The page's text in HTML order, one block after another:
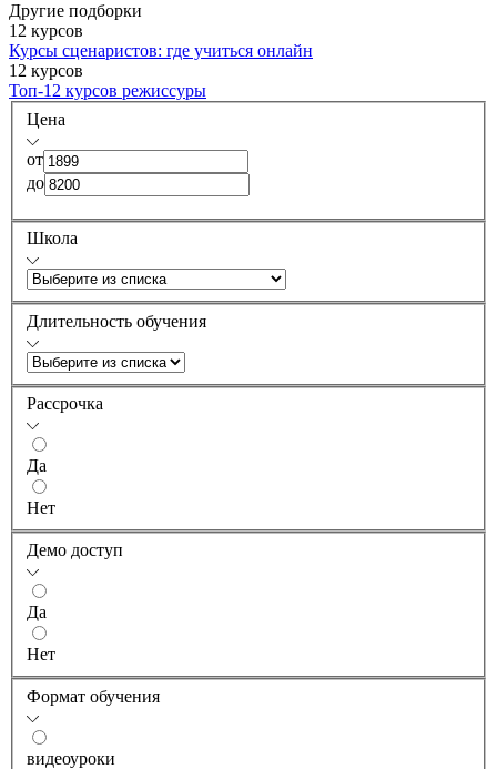
Другие подборки
12 курсов
Курсы сценаристов: где учиться онлайн
12 курсов
Топ-12 курсов режиссуры
Цена
от
до
Школа
Длительность обучения
Рассрочка
Да
Нет
Демо доступ
Да
Нет
Формат обучения
видеоуроки